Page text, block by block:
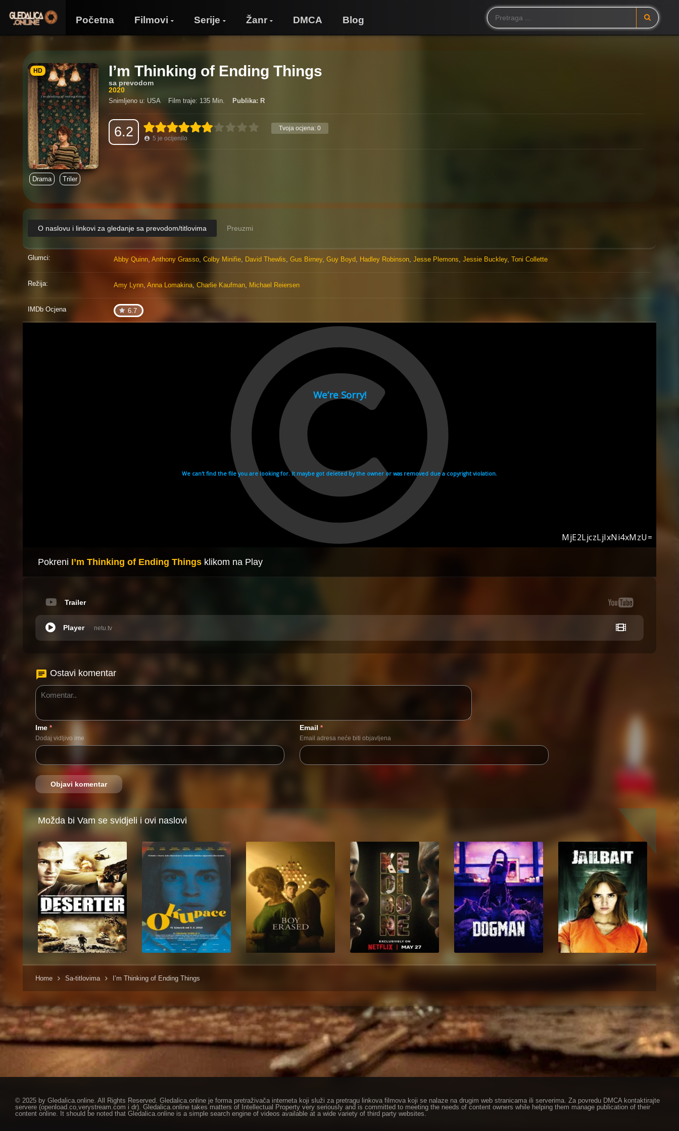
Početna Filmovi Serije Žanr DMCA Blog
HD I’m Thinking of Ending Things
sa prevodom
2020
Snimljeno u: USA Film traje: 135 Min. Publika: R
Tvoja ocjena: 0
6.2 5 je ocijenilo
Drama Triler
O naslovu i linkovi za gledanje sa prevodom/titlovima Preuzmi
Glumci: Abby Quinn, Anthony Grasso, Colby Minifie, David Thewlis, Gus Birney, Guy Boyd, Hadley Robinson, Jesse Plemons, Jessie Buckley, Toni Collette
Režija: Amy Lynn, Anna Lomakina, Charlie Kaufman, Michael Reiersen
IMDb Ocjena 6.7
Pokreni I’m Thinking of Ending Things klikom na Play
Trailer
netu.tv
Player
Ostavi komentar
Ime *
Dodaj vidljivo ime
Email *
Email adresa neće biti objavljena
Možda bi Vam se svidjeli i ovi naslovi
Home Sa-titlovima I’m Thinking of Ending Things
© 2025 by Gledalica.online. All Rights Reserved. Gledalica.online je forma pretraživača interneta koji služi za pretragu linkova filmova koji se nalaze na drugim web stranicama ili serverima. Za povredu DMCA kontaktirajte
servere (openload.co,verystream.com i dr). Gledalica.online takes matters of Intellectual Property very seriously and is committed to meeting the needs of content owners while helping them manage publication of their
content online. It should be noted that Gledalica.online is a simple search engine of videos available at a wide variety of third party websites.